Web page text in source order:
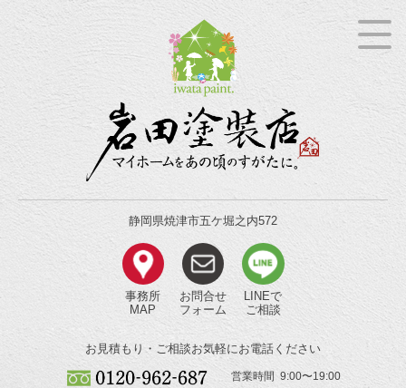
静岡県焼津市五ケ堀之内572
事務所
MAP
お問合せ
フォーム
LINEで
ご相談
お見積もり・ご相談お気軽にお電話ください
営業時間 9:00〜19:00